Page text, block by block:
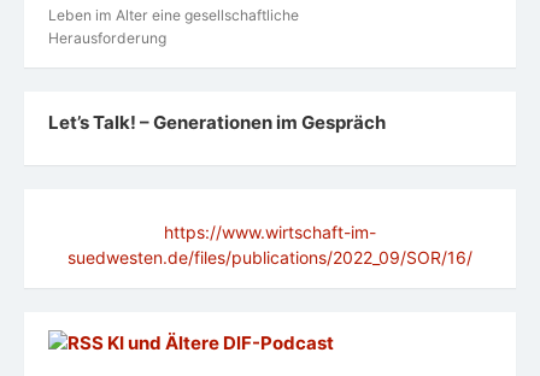
Leben im Alter eine gesellschaftliche
Herausforderung
Let’s Talk! – Generationen im Gespräch
https://www.wirtschaft-im-
suedwesten.de/files/publications/2022_09/SOR/16/
KI und Ältere DlF-Podcast